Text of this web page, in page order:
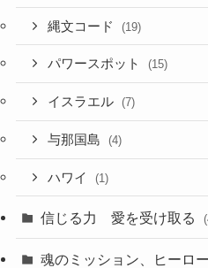
縄文コード (19)
パワースポット (15)
イスラエル (7)
与那国島 (4)
ハワイ (1)
信じる力 愛を受け取る
魂のミッション、ヒーロ